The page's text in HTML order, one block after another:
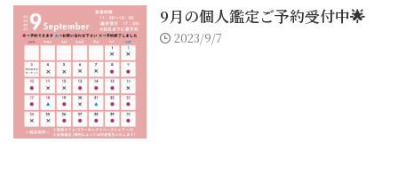
9月の個人鑑定ご予約受付中🌟
2023/9/7